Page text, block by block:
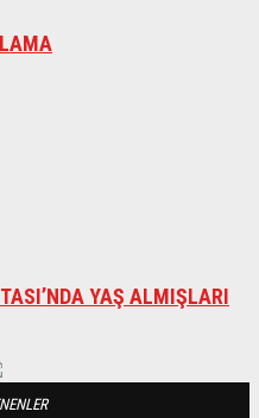
YAŞ ALMIŞLARI